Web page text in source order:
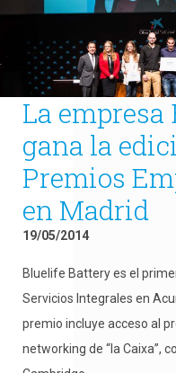
La
gana la
Premios
en Madrid
19/05/2014
Bluelife Battery es el
Servicios Integrales en
premio incluye acceso al
networking de “la Caixa”,